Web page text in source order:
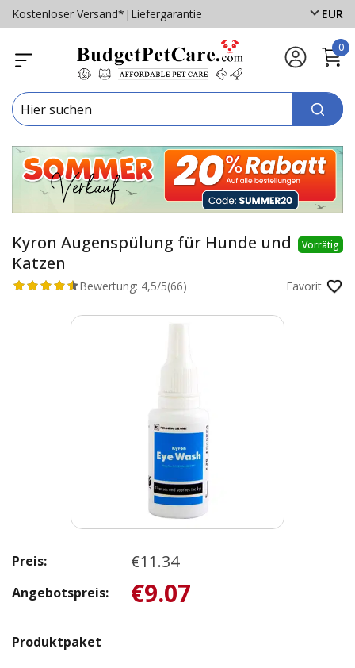
Kostenloser Versand* | Liefergarantie EUR
0
Kyron Augenspülung für Hunde und
Katzen
Vorrätig
Bewertung: 4,5/5(66) Favorit
Preis: €11.34
Angebotspreis: €9.07
Produktpaket